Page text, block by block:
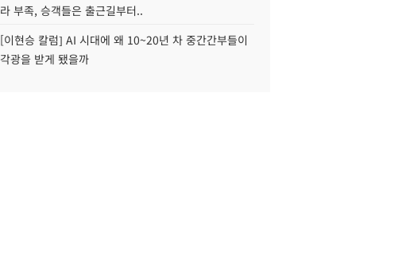
라 부족, 승객들은 출근길부터..
[이현승 칼럼] AI 시대에 왜 10~20년 차 중간간부들이
각광을 받게 됐을까